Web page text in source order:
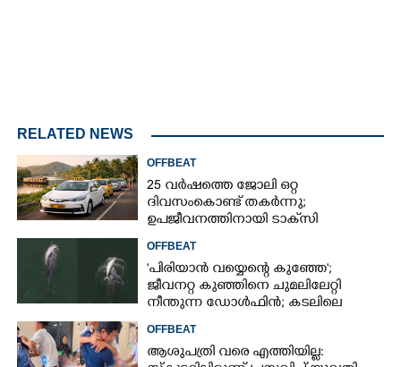
RELATED NEWS
OFFBEAT
25 വർഷത്തെ ജോലി ഒറ്റ
ദിവസംകൊണ്ട് തകർന്നു;
ഉപജീവനത്തിനായി ടാക്‌സി
യുവതി
OFFBEAT
'പിരിയാൻ വയ്യെന്റെ കുഞ്ഞേ';
ജീവനറ്റ കുഞ്ഞിനെ ചുമലിലേറ്റി
നീന്തുന്ന ഡോൾഫിൻ; കടലിലെ
OFFBEAT
ആശുപത്രി വരെ എത്തിയില്ല: